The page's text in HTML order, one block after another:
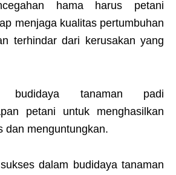
hama harus petani
menjaga kualitas pertumbuhan
terhindar dari kerusakan yang
budidaya tanaman padi
petani untuk menghasilkan
dan menguntungkan.
dalam budidaya tanaman